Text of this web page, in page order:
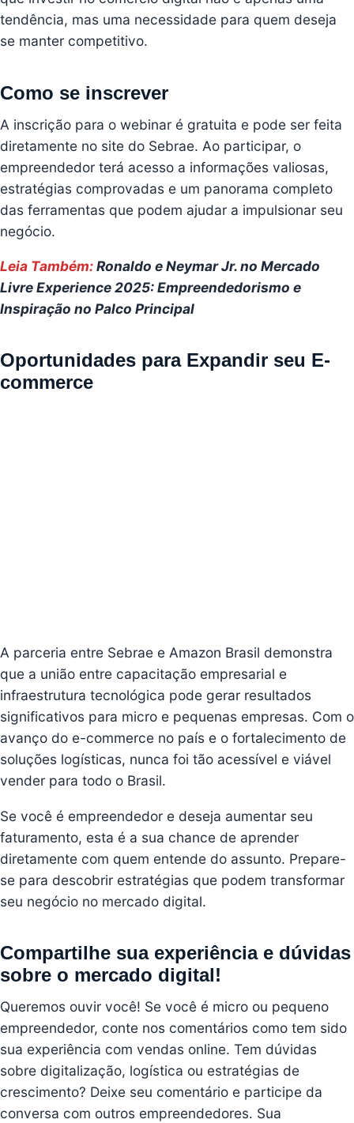
tendência, mas uma necessidade para quem deseja
se manter competitivo.
Como se inscrever
A inscrição para o webinar é gratuita e pode ser feita
diretamente no site do Sebrae. Ao participar, o
empreendedor terá acesso a informações valiosas,
estratégias comprovadas e um panorama completo
das ferramentas que podem ajudar a impulsionar seu
negócio.
Leia Também:Ronaldo e Neymar Jr. no Mercado
Livre Experience 2025: Empreendedorismo e
Inspiração no Palco Principal
Oportunidades para Expandir seu E-
commerce
A parceria entre Sebrae e Amazon Brasil demonstra
que a união entre capacitação empresarial e
infraestrutura tecnológica pode gerar resultados
significativos para micro e pequenas empresas. Com o
avanço do e-commerce no país e o fortalecimento de
soluções logísticas, nunca foi tão acessível e viável
vender para todo o Brasil.
Se você é empreendedor e deseja aumentar seu
faturamento, esta é a sua chance de aprender
diretamente com quem entende do assunto. Prepare-
se para descobrir estratégias que podem transformar
seu negócio no mercado digital.
Compartilhe sua experiência e dúvidas
sobre o mercado digital!
Queremos ouvir você! Se você é micro ou pequeno
empreendedor, conte nos comentários como tem sido
sua experiência com vendas online. Tem dúvidas
sobre digitalização, logística ou estratégias de
crescimento? Deixe seu comentário e participe da
conversa com outros empreendedores. Sua